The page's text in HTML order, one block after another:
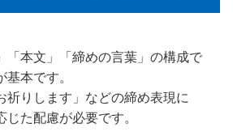
「本文」「締めの言葉」の構成で
本です。
祈りします」などの締め表現に
た配慮が必要です。